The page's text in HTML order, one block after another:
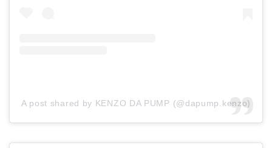
A post shared by KENZO DA PUMP (@dapump.kenzo)